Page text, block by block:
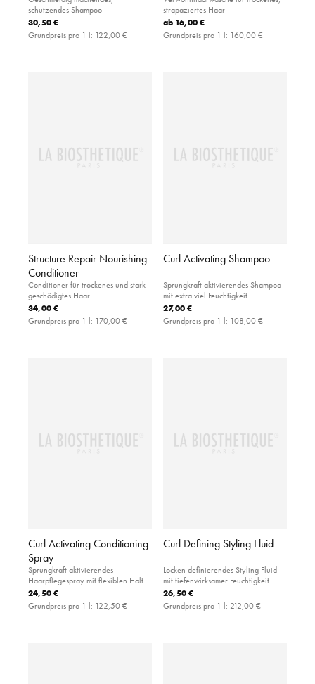
schützendes Shampoo
30,50 €
Grundpreis pro 1 l: 122,00 €
strapaziertes Haar
ab 16,00 €
Grundpreis pro 1 l: 160,00 €
Structure Repair Nourishing
Conditioner
Conditioner für trockenes und stark
geschädigtes Haar
34,00 €
Grundpreis pro 1 l: 170,00 €
Curl Activating Shampoo
Sprungkraft aktivierendes Shampoo
mit extra viel Feuchtigkeit
27,00 €
Grundpreis pro 1 l: 108,00 €
Curl Activating Conditioning
Spray
Sprungkraft aktivierendes
Haarpflegespray mit flexiblen Halt
24,50 €
Grundpreis pro 1 l: 122,50 €
Curl Defining Styling Fluid
Locken definierendes Styling Fluid
mit tiefenwirksamer Feuchtigkeit
26,50 €
Grundpreis pro 1 l: 212,00 €